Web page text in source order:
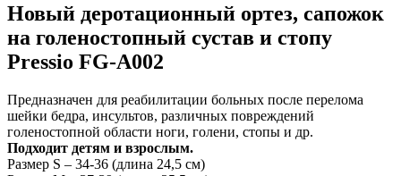
Новый деротационный ортез, сапожок
на голеностопный сустав и стопу
Pressio FG-A002
Предназначен для реабилитации больных после перелома
шейки бедра, инсультов, различных повреждений
голеностопной области ноги, голени, стопы и др.
Подходит детям и взрослым.
Размер S – 34-36 (длина 24,5 см)